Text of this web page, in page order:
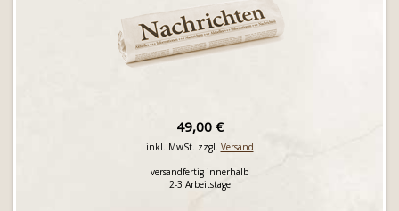
49,00 €
inkl. MwSt. zzgl. Versand
versandfertig innerhalb
2-3 Arbeitstage